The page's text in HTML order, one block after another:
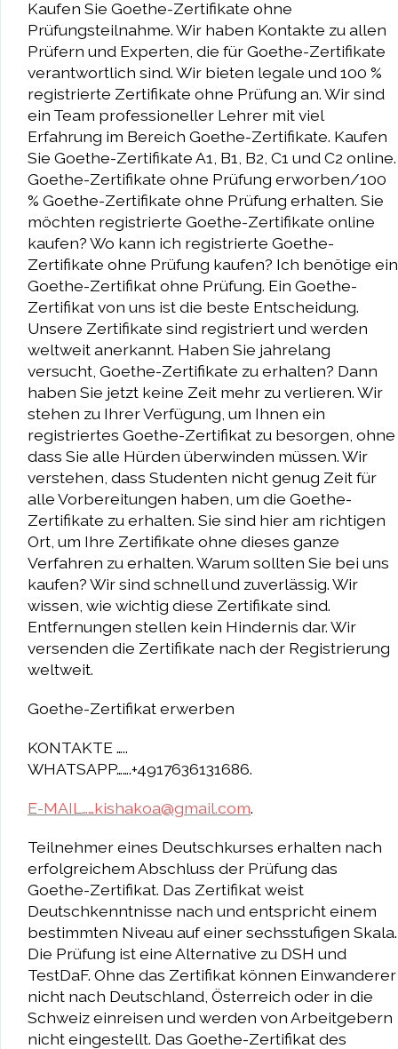
Kaufen Sie Goethe-Zertifikate ohne
Prüfungsteilnahme. Wir haben Kontakte zu allen
Prüfern und Experten, die für Goethe-Zertifikate
verantwortlich sind. Wir bieten legale und 100 %
registrierte Zertifikate ohne Prüfung an. Wir sind
ein Team professioneller Lehrer mit viel
Erfahrung im Bereich Goethe-Zertifikate. Kaufen
Sie Goethe-Zertifikate A1, B1, B2, C1 und C2 online.
Goethe-Zertifikate ohne Prüfung erworben/100
% Goethe-Zertifikate ohne Prüfung erhalten. Sie
möchten registrierte Goethe-Zertifikate online
kaufen? Wo kann ich registrierte Goethe-
Zertifikate ohne Prüfung kaufen? Ich benötige ein
Goethe-Zertifikat ohne Prüfung. Ein Goethe-
Zertifikat von uns ist die beste Entscheidung.
Unsere Zertifikate sind registriert und werden
weltweit anerkannt. Haben Sie jahrelang
versucht, Goethe-Zertifikate zu erhalten? Dann
haben Sie jetzt keine Zeit mehr zu verlieren. Wir
stehen zu Ihrer Verfügung, um Ihnen ein
registriertes Goethe-Zertifikat zu besorgen, ohne
dass Sie alle Hürden überwinden müssen. Wir
verstehen, dass Studenten nicht genug Zeit für
alle Vorbereitungen haben, um die Goethe-
Zertifikate zu erhalten. Sie sind hier am richtigen
Ort, um Ihre Zertifikate ohne dieses ganze
Verfahren zu erhalten. Warum sollten Sie bei uns
kaufen? Wir sind schnell und zuverlässig. Wir
wissen, wie wichtig diese Zertifikate sind.
Entfernungen stellen kein Hindernis dar. Wir
versenden die Zertifikate nach der Registrierung
weltweit.
Goethe-Zertifikat erwerben
KONTAKTE …..
WHATSAPP…….+4917636131686.
E-MAIL……kishakoa@gmail.com.
Teilnehmer eines Deutschkurses erhalten nach
erfolgreichem Abschluss der Prüfung das
Goethe-Zertifikat. Das Zertifikat weist
Deutschkenntnisse nach und entspricht einem
bestimmten Niveau auf einer sechsstufigen Skala.
Die Prüfung ist eine Alternative zu DSH und
TestDaF. Ohne das Zertifikat können Einwanderer
nicht nach Deutschland, Österreich oder in die
Schweiz einreisen und werden von Arbeitgebern
nicht eingestellt. Das Goethe-Zertifikat des